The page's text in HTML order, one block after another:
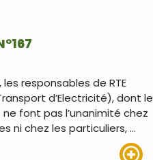
les responsables de RTE
d’Electricité), dont
font pas l’unanimité chez
ni chez les particuliers, …